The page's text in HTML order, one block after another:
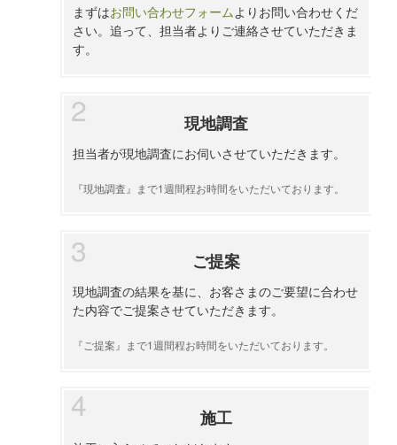
まずはお問い合わせフォーム よりお問い合わせくだ
さい。追って、担当者よりご連絡させていただきま
す。
現地調査
担当者が現地調査にお伺いさせていただきます。
『現地調査』まで1週間程お時間をいただいております。
ご提案
現地調査の結果を基に、お客さまのご要望に合わせ
た内容でご提案させていただきます。
『ご提案』まで1週間程お時間をいただいております。
施工